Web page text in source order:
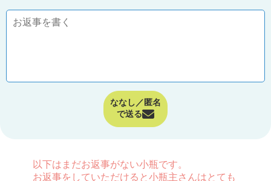
ななし／匿名
で送る
以下はまだお返事がない小瓶です。
お返事をしていただけると小瓶主さんはとても